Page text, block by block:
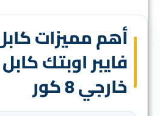
فايبر اوبتك
خارجي 8 كور